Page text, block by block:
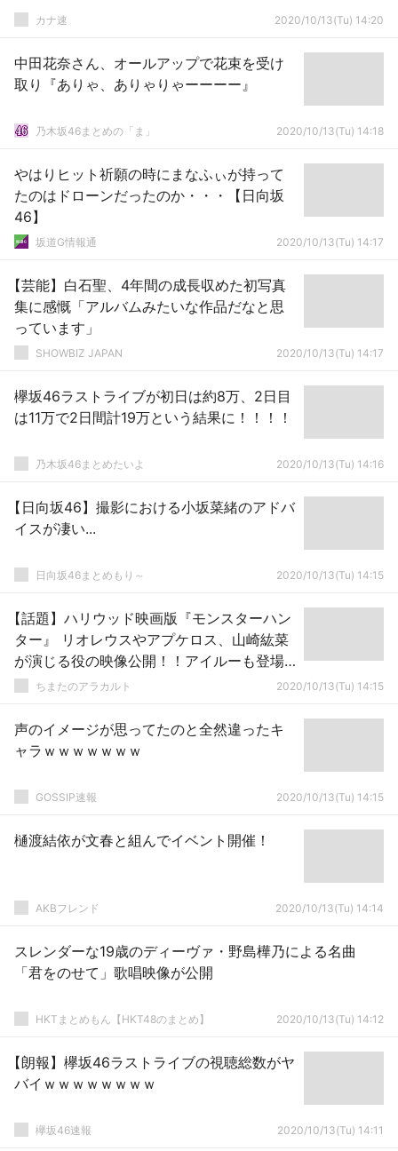
カナ速 2020/10/13(Tu) 14:20
中田花奈さん、オールアップで花束を受け
取り『ありゃ、ありゃりゃーーーー』
乃木坂46まとめの「ま」 2020/10/13(Tu) 14:18
やはりヒット祈願の時にまなふぃが持って
たのはドローンだったのか・・・【日向坂
46】
坂道G情報通 2020/10/13(Tu) 14:17
【芸能】白石聖、4年間の成長収めた初写真
集に感慨「アルバムみたいな作品だなと思
っています」
SHOWBIZ JAPAN 2020/10/13(Tu) 14:17
欅坂46ラストライブが初日は約8万、2日目
は11万で2日間計19万という結果に！！！！
乃木坂46まとめたいよ 2020/10/13(Tu) 14:16
【日向坂46】撮影における小坂菜緒のアドバ
イスが凄い...
日向坂46まとめもり～ 2020/10/13(Tu) 14:15
【話題】ハリウッド映画版『モンスターハン
ター』 リオレウスやアプケロス、山崎紘菜
が演じる役の映像公開！！アイルーも登場
とのこと
ちまたのアラカルト 2020/10/13(Tu) 14:15
声のイメージが思ってたのと全然違ったキ
ャラｗｗｗｗｗｗｗ
GOSSIP速報 2020/10/13(Tu) 14:15
樋渡結依が文春と組んでイベント開催！
AKBフレンド 2020/10/13(Tu) 14:14
スレンダーな19歳のディーヴァ・野島樺乃による名曲
「君をのせて」歌唱映像が公開
HKTまとめもん【HKT48のまとめ】 2020/10/13(Tu) 14:12
【朗報】欅坂46ラストライブの視聴総数がヤ
バイｗｗｗｗｗｗｗｗ
欅坂46速報 2020/10/13(Tu) 14:11